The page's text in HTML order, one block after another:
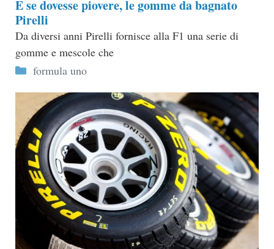
E se dovesse piovere, le gomme da bagnato
Pirelli
Da diversi anni Pirelli fornisce alla F1 una serie di
gomme e mescole che
Categorie
formula uno